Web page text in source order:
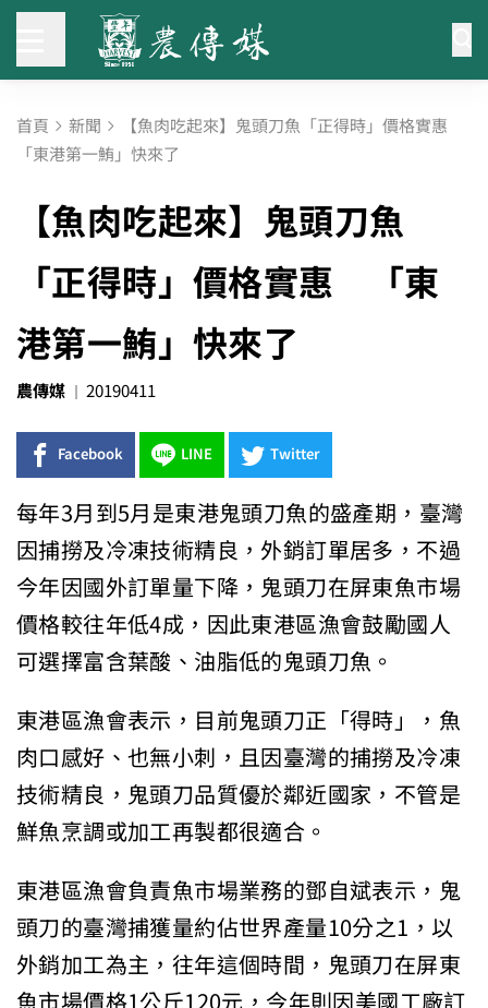
首頁 新聞 【魚肉吃起來】鬼頭刀魚「正得時」價格實惠
「東港第一鮪」快來了
【魚肉吃起來】鬼頭刀魚
「正得時」價格實惠 「東
港第一鮪」快來了
農傳媒 20190411
Facebook LINE Twitter
每年3月到5月是東港鬼頭刀魚的盛產期，臺灣
因捕撈及冷凍技術精良，外銷訂單居多，不過
今年因國外訂單量下降，鬼頭刀在屏東魚市場
價格較往年低4成，因此東港區漁會鼓勵國人
可選擇富含葉酸、油脂低的鬼頭刀魚。
東港區漁會表示，目前鬼頭刀正「得時」，魚
肉口感好、也無小刺，且因臺灣的捕撈及冷凍
技術精良，鬼頭刀品質優於鄰近國家，不管是
鮮魚烹調或加工再製都很適合。
東港區漁會負責魚市場業務的鄧自斌表示，鬼
頭刀的臺灣捕獲量約佔世界產量10分之1，以
外銷加工為主，往年這個時間，鬼頭刀在屏東